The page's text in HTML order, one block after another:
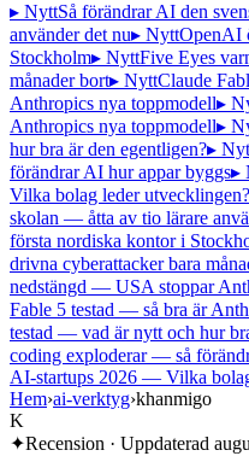
▸ NyttSå förändrar AI den
använder det nu▸ NyttOpenAI
Stockholm▸ NyttFive Eyes
månader bort▸ NyttClaude
Anthropics nya toppmodell▸
Anthropics nya toppmodell▸
hur bra är den egentligen?▸
förändrar AI hur appar byggs▸
Vilka bolag leder utvecklingen?
skolan — åtta av tio lärare
första nordiska kontor i
drivna cyberattacker bara
nedstängd — USA stoppar
Fable 5 testad — så bra är
testad — vad är nytt och hur
coding exploderar — så
AI-startups 2026 — Vilka
Hem›ai-verktyg›khanmigo
K
✦Recension · Uppdaterad